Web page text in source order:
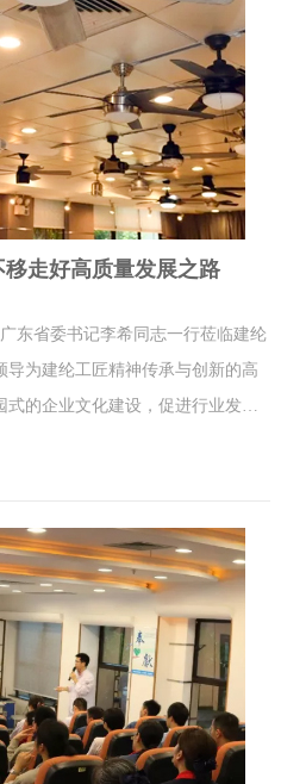
走好高质量发展之路
东省委书记李希同志一行莅临建纶
为建纶工匠精神传承与创新的高
的企业文化建设，促进行业发展